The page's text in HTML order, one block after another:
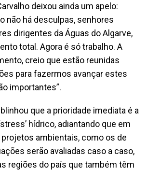
deixou ainda um apelo:
não há desculpas, senhores
dirigentes da Águas do Algarve,
total. Agora é só trabalho. A
creio que estão reunidas
para fazermos avançar estes
importantes”.
que a prioridade imediata é a
hídrico, adiantando que em
ambientais, como os de
serão avaliadas caso a caso,
regiões do país que também têm